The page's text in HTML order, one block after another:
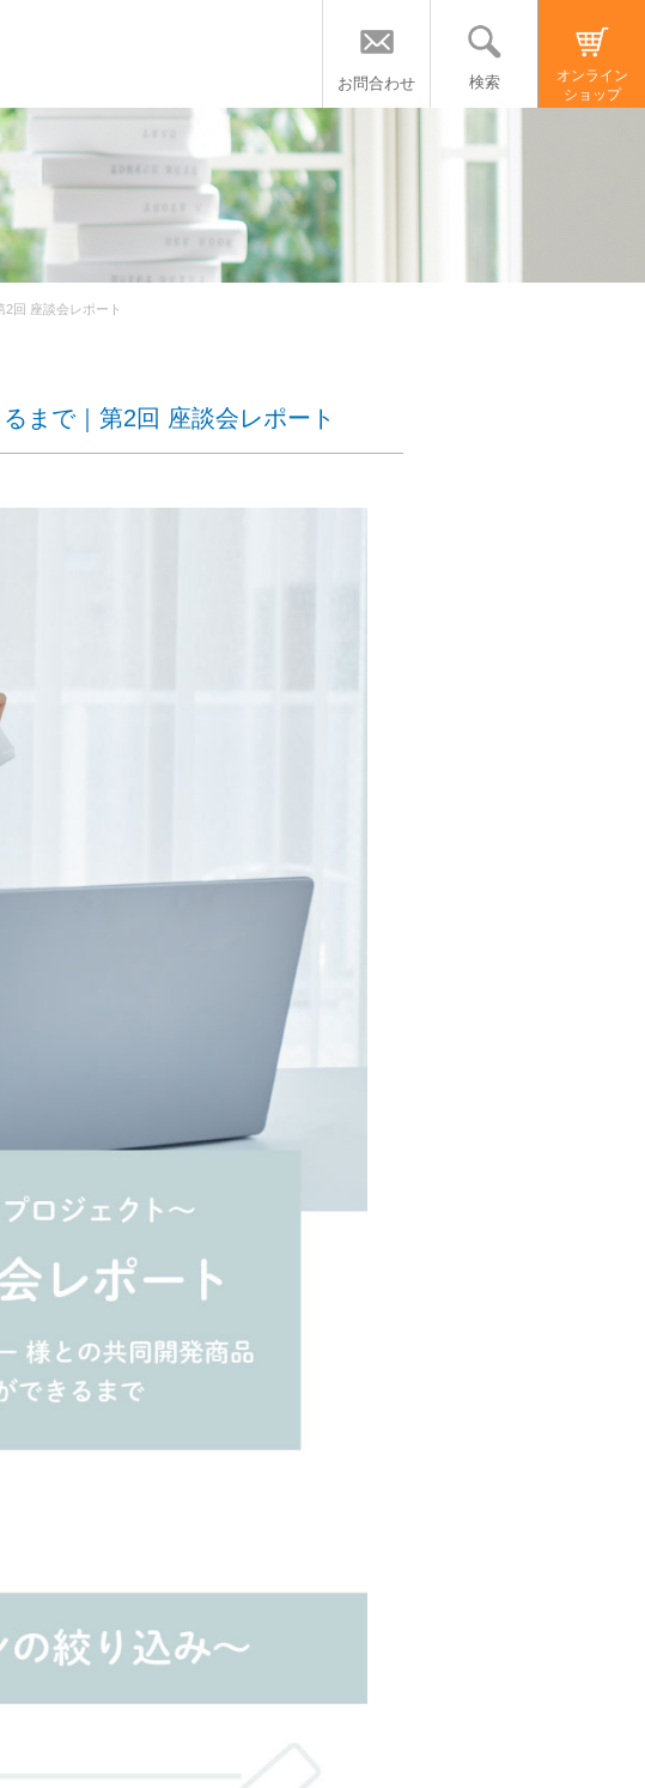
お問合わせ
検索
オンライン
ショップ
2回 座談会レポート
まで｜第2回 座談会レポート